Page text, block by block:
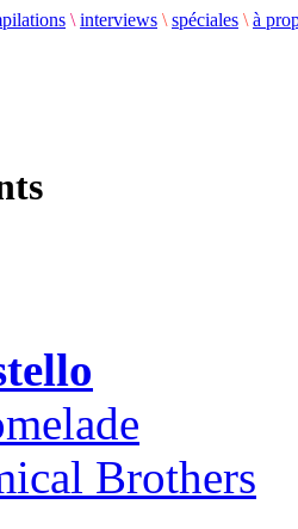
\ interviews \ spéciales \ à
Brothers